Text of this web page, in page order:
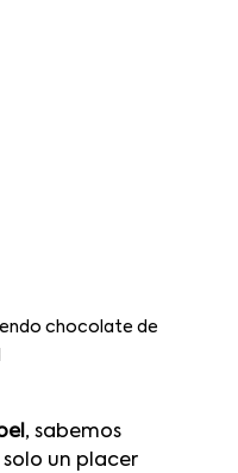
chocolate de
, sabemos
un placer